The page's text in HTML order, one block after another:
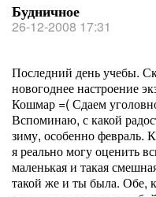
Будничное
26-12-2008 17:31
Последний день учебы.
новогоднее настроение
Кошмар =( Сдаем
Вспоминаю, с какой
зиму, особенно февраль.
я реально могу оценить
маленькая и такая
такой же и ты была. Обе,